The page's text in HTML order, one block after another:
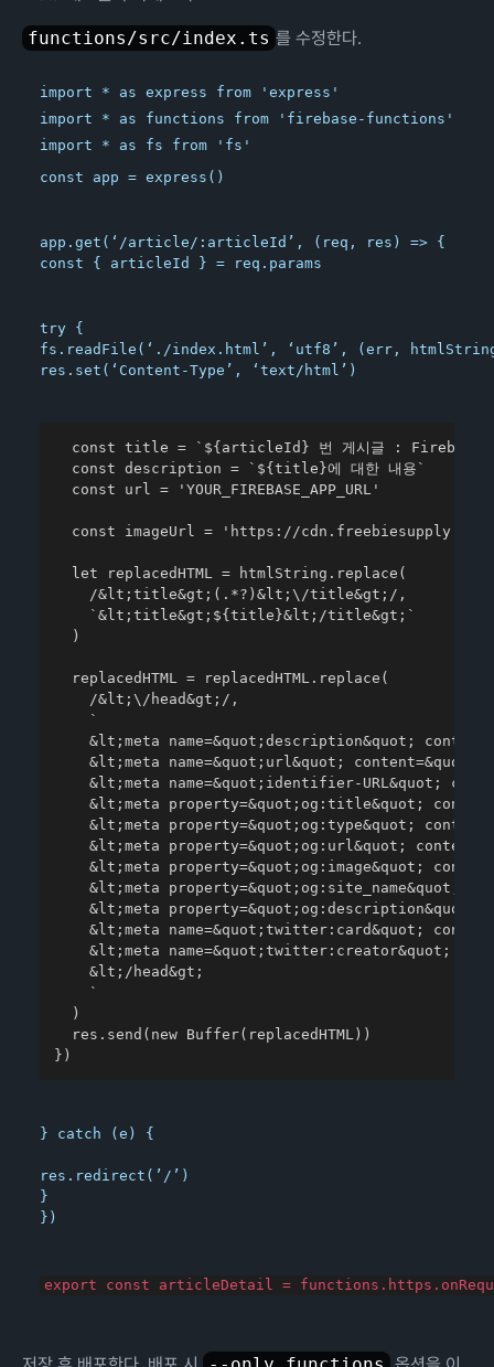
functions/src/index.ts 를 수정한다.
import * as express from 'express'
import * as functions from 'firebase-functions'
const app = express()
app.get(‘/article/:articleId’, (req, res) => {
const { articleId } = req.params
try {
fs.readFile(‘./index.html’, ‘utf8’, (err,
res.set(‘Content-Type’, ‘text/html’)
const title = `${articleId} 번 게시글 : Firebase
  const description = `${title}에 대한 내용`
  const url = 'YOUR_FIREBASE_APP_URL'
const imageUrl = 'https://
  let replacedHTML = htmlString.replace(
    /&lt;title&gt;(.*?)&lt;\/title&gt;/,
    `&lt;title&gt;${title}&lt;/title&gt;`
  )
  replacedHTML = replacedHTML.replace(
    /&lt;\/head&gt;/,
    `
&lt;meta name=&quot;description&quot;
&lt;meta name=&quot;url&quot;
&lt;meta name=&quot;identifier-URL&quot;
&lt;meta property=&quot;og:title&quot;
&lt;meta property=&quot;og:type&quot;
&lt;meta property=&quot;og:url&quot;
&lt;meta property=&quot;og:image&quot;
&lt;meta property=&quot;og:site_name&quot;
&lt;meta property=&quot;og:description&quot;
&lt;meta name=&quot;twitter:card&quot;
&lt;meta
    &lt;/head&gt;
    `
  )
  res.send(new Buffer(replacedHTML))
})
} catch (e) {
res.redirect(’/’)
}
})